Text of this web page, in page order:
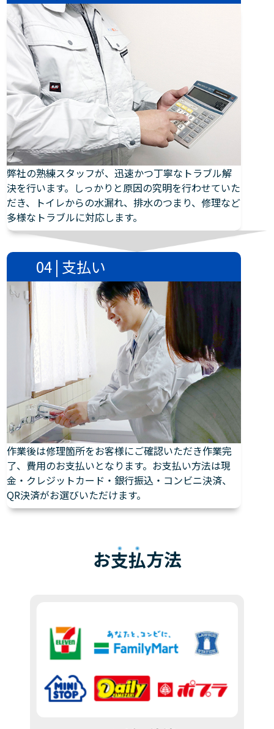
弊社の熟練スタッフが、迅速かつ丁寧なトラブル解
決を行います。しっかりと原因の究明を行わせていた
だき、トイレからの水漏れ、排水のつまり、修理など
多様なトラブルに対応します。
04 | 支払い
作業後は修理箇所をお客様にご確認いただき作業完
了、費用のお支払いとなります。お支払い方法は現
金・クレジットカード・銀行振込・コンビニ決済、
QR決済がお選びいただけます。
お支払方法